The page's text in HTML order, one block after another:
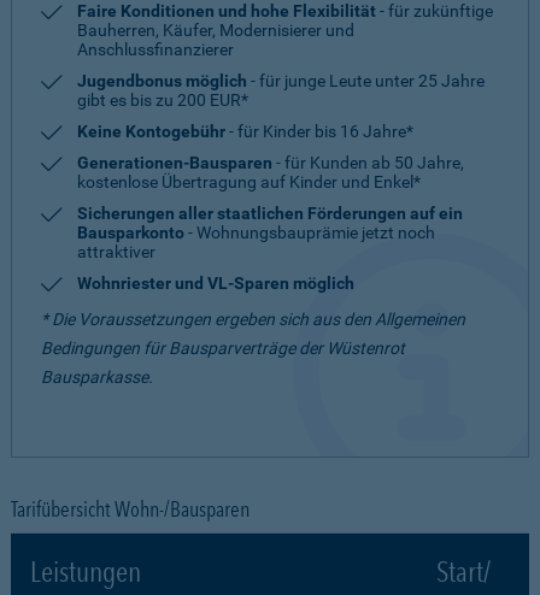
Faire Konditionen und hohe Flexibilität- für zukünftige
Bauherren, Käufer, Modernisierer und
Anschlussfinanzierer
Jugendbonus möglich - für junge Leute unter 25 Jahre
gibt es bis zu 200 EUR*
Keine Kontogebühr- für Kinder bis 16 Jahre*
Generationen-Bausparen - für Kunden ab 50 Jahre,
kostenlose Übertragung auf Kinder und Enkel*
Sicherungen aller staatlichen Förderungen auf ein
Bausparkonto- Wohnungsbauprämie jetzt noch
attraktiver
Wohnriester und VL-Sparen möglich
* Die Voraussetzungen ergeben sich aus den Allgemeinen
Bedingungen für Bausparverträge der Wüstenrot
Bausparkasse.
Tarifübersicht Wohn-/Bausparen
Leistungen Start/